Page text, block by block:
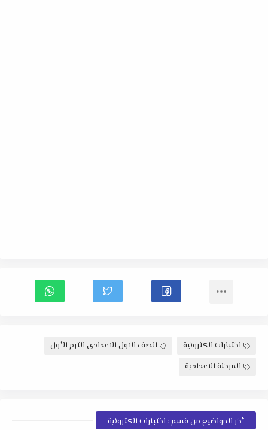
اختبارات الكترونية
الصف الاول الاعدادى الترم الأول
المرحلة الاعدادية
أخر المواضيع من قسم : اختبارات الكترونية